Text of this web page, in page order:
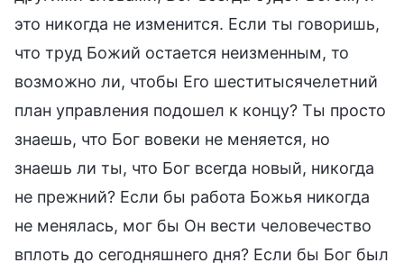
это никогда не изменится. Если ты говоришь,
что труд Божий остается неизменным, то
возможно ли, чтобы Его шеститысячелетний
план управления подошел к концу? Ты просто
знаешь, что Бог вовеки не меняется, но
знаешь ли ты, что Бог всегда новый, никогда
не прежний? Если бы работа Божья никогда
не менялась, мог бы Он вести человечество
вплоть до сегодняшнего дня? Если бы Бог был